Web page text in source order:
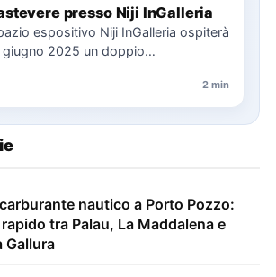
presso Niji InGalleria
espositivo Niji InGalleria ospiterà
2025 un doppio
2 min
nautico a Porto Pozzo:
tra Palau, La Maddalena e
Gallura